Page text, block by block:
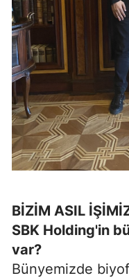
BİZİM ASIL
SBK Holding'in
var?
Bünyemizde